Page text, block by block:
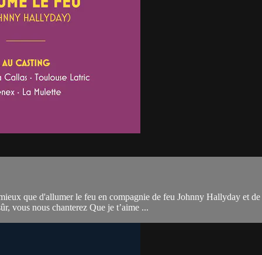
que d'allumer le feu en compagnie de feu Johnny Hallyday et de
vous nous chanterez Que je t’aime ...